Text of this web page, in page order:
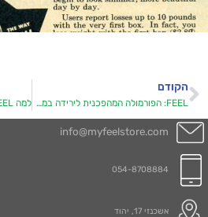
הקודם
FEEL: הפורמולה המהפכנית לירידה במשקל
info@myfeelstore.com
054-8708884
אשכנזי 17, יהוד